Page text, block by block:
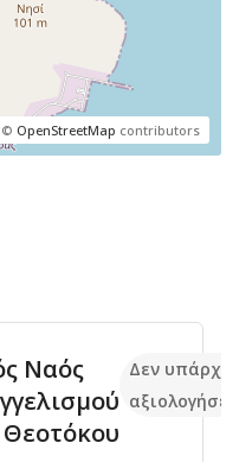
OpenStreetMap contributors
Ναός
Θεοτόκου
Δεν